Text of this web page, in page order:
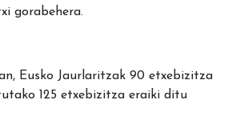
gorabehera.
Eusko Jaurlaritzak 90 etxebizitza
125 etxebizitza eraiki ditu